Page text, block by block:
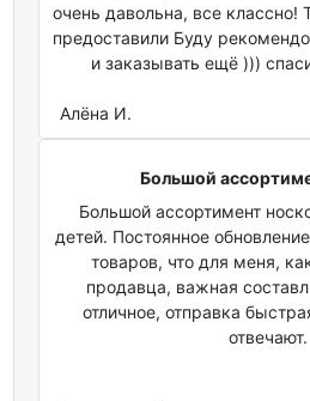
очень давольна, все классно!
предоставили Буду
и заказывать ещё )))
Алёна И.
Большой
Большой ассортимент
детей. Постоянное
товаров, что для меня,
продавца, важная
отличное, отправка
отвечают.